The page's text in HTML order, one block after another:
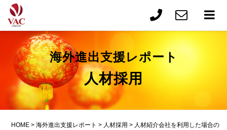
海外進出支援レポート
人材採用
HOME > 海外進出支援レポート > 人材採用 > 人材紹介会社を利用した場合の